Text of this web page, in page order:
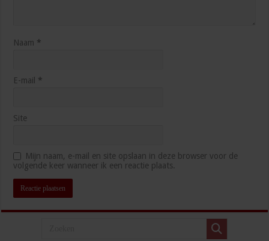
Naam *
E-mail *
Site
Mijn naam, e-mail en site opslaan in deze browser voor de
volgende keer wanneer ik een reactie plaats.